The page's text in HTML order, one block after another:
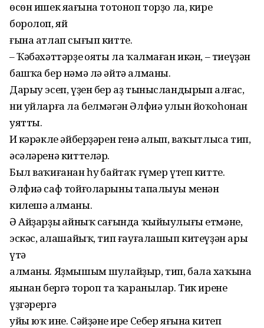
өсөн ишек яңағына тотоноп торҙо ла, кире
боролоп, яй
ғына атлап сығып китте.
– Ҡəбəхəттəрҙең ояты ла ҡалмаған икəн, – тиеүҙəн
башҡа бер нəмə лə əйтə алманы.
Дарыу эсеп, үҙен бер аҙ тынысландырып алғас,
ни уйларға ла белмəгəн Əлфиə улын йоҡоһонан
уятты.
Иң кəрəкле əйберҙəрен генə алып, ваҡытлыса тип,
əсəлəренə киттелəр.
Был ваҡиғанан һуң байтаҡ ғүмер үтеп китте.
Əлфиə саф тойғоларының тапалыуы менəн
килешə алманы.
Ə Айҙарҙың айныҡ сағында ҡыйыулығы етмəне,
эскəс, аңлашайыҡ, тип ғауғалашып китеүҙəн ары
үтə
алманы. Яҙмышым шулайҙыр, тип, бала хаҡына
яңынан бергə тороп та ҡаранылар. Тик иренең
үҙгəрергə
уйы юҡ ине. Сəйҙəнең ире Себер яғына китеп